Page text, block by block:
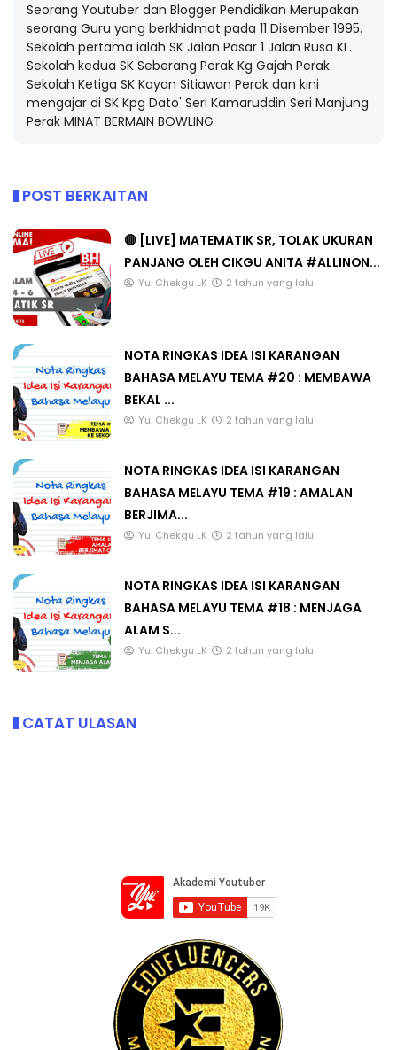
Seorang Youtuber dan Blogger Pendidikan Merupakan
seorang Guru yang berkhidmat pada 11 Disember 1995.
Sekolah pertama ialah SK Jalan Pasar 1 Jalan Rusa KL.
Sekolah kedua SK Seberang Perak Kg Gajah Perak.
Sekolah Ketiga SK Kayan Sitiawan Perak dan kini
mengajar di SK Kpg Dato' Seri Kamaruddin Seri Manjung
Perak MINAT BERMAIN BOWLING
POST BERKAITAN
🔴 [LIVE] MATEMATIK SR, TOLAK UKURAN
PANJANG OLEH CIKGU ANITA #ALLINON...
Yu. Chekgu LK 2 tahun yang lalu
NOTA RINGKAS IDEA ISI KARANGAN
BAHASA MELAYU TEMA #20 : MEMBAWA
BEKAL ...
Yu. Chekgu LK 2 tahun yang lalu
NOTA RINGKAS IDEA ISI KARANGAN
BAHASA MELAYU TEMA #19 : AMALAN
BERJIMA...
Yu. Chekgu LK 2 tahun yang lalu
NOTA RINGKAS IDEA ISI KARANGAN
BAHASA MELAYU TEMA #18 : MENJAGA
ALAM S...
Yu. Chekgu LK 2 tahun yang lalu
CATAT ULASAN